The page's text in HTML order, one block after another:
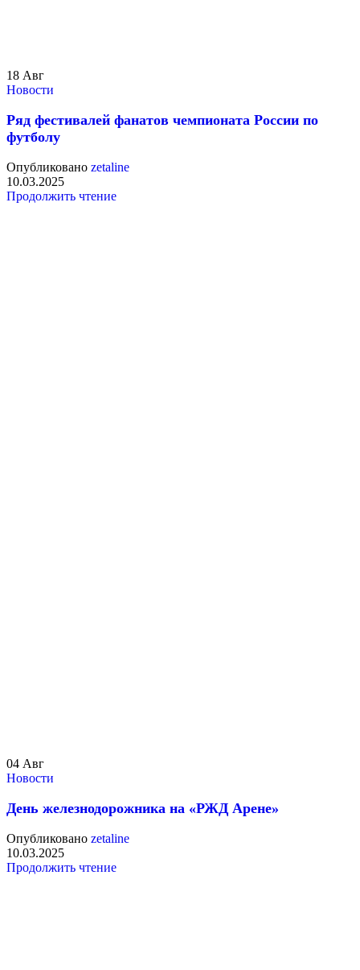
18 Авг
Новости
Ряд фестивалей фанатов чемпионата России по
футболу
Опубликовано zetaline
10.03.2025
Продолжить чтение
04 Авг
Новости
День железнодорожника на «РЖД Арене»
Опубликовано zetaline
10.03.2025
Продолжить чтение